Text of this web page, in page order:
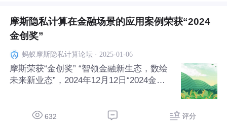
摩斯隐私计算在金融场景的应用案例荣获“2024
金创奖”
蚂蚁摩斯隐私计算论坛· 2025-01-06
摩斯荣获“金创奖” “智领金融新生态，数绘
未来新业态”，2024年12月12日“2024金融
金融场景的应用》案例，荣获“金创奖——
632 评分